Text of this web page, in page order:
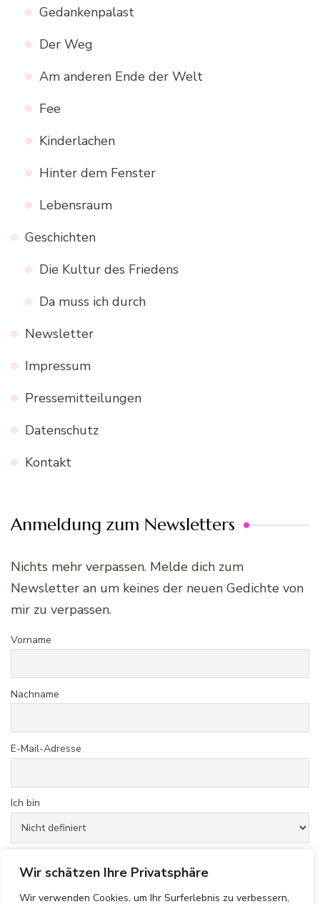
Wir schätzen Ihre Privatsphäre
Wir verwenden Cookies, um Ihr Surferlebnis zu verbessern,
Gedankenpalast
Der Weg
Am anderen Ende der Welt
Fee
Kinderlachen
Hinter dem Fenster
Lebensraum
Geschichten
Die Kultur des Friedens
Da muss ich durch
Newsletter
Impressum
Pressemitteilungen
Datenschutz
Kontakt
Anmeldung zum Newsletters
Nichts mehr verpassen. Melde dich zum
Newsletter an um keines der neuen Gedichte von
mir zu verpassen.
Vorname
Nachname
E-Mail-Adresse
Ich bin